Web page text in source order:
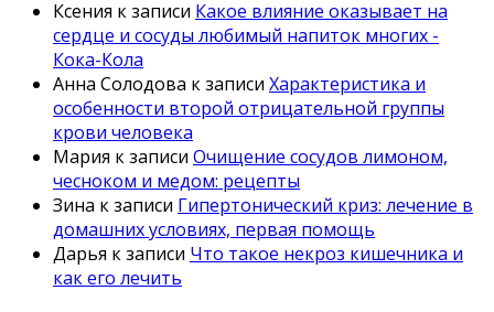
Ксения к записи Какое влияние оказывает на
сердце и сосуды любимый напиток многих -
Кока-Кола
Анна Солодова к записи Характеристика и
особенности второй отрицательной группы
крови человека
Мария к записи Очищение сосудов лимоном,
чесноком и медом: рецепты
Зина к записи Гипертонический криз: лечение в
домашних условиях, первая помощь
Дарья к записи Что такое некроз кишечника и
как его лечить